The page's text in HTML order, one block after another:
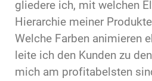
gliedere ich, mit welchen
Hierarchie meiner
Welche Farben animieren
leite ich den Kunden zu
mich am profitabelsten